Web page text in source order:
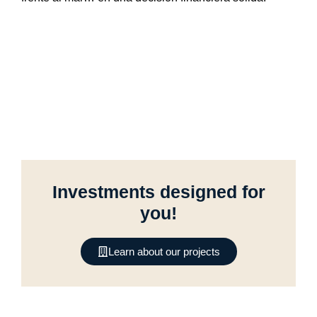
Investments designed for
you!
Learn about our projects